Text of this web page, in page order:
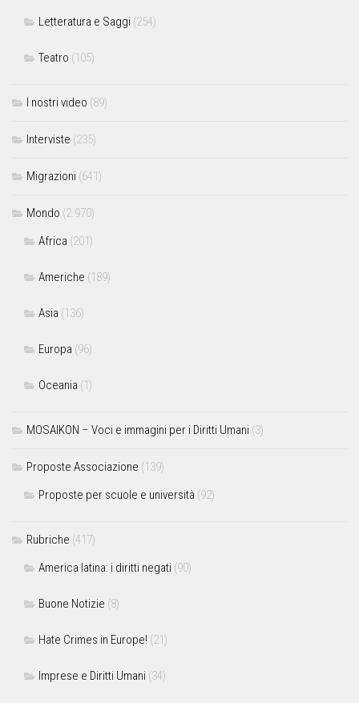
Letteratura e Saggi (254)
Teatro (105)
I nostri video (89)
Interviste (235)
Migrazioni (641)
Mondo (2.970)
Africa (201)
Americhe (189)
Asia (136)
Europa (96)
Oceania (1)
MOSAIKON – Voci e immagini per i Diritti Umani (3)
Proposte Associazione (139)
Proposte per scuole e università (92)
Rubriche (417)
America latina: i diritti negati (90)
Buone Notizie (8)
Hate Crimes in Europe! (21)
Imprese e Diritti Umani (34)